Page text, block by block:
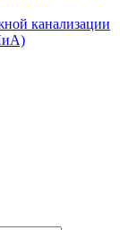
канализации